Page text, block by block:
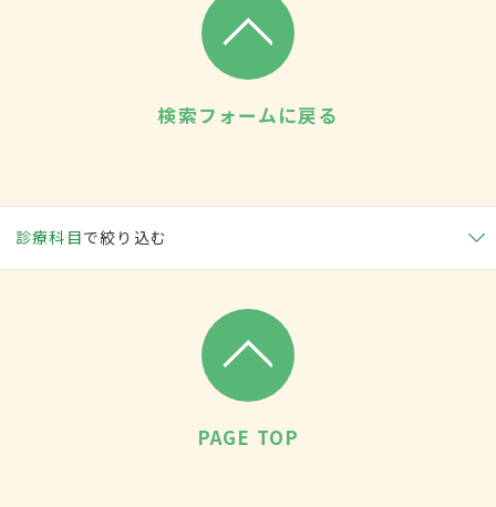
検索フォームに戻る
診療科目で絞り込む
PAGE TOP